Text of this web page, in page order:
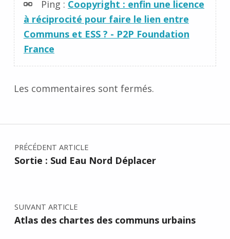
Ping : Coopyright : enfin une licence
à réciprocité pour faire le lien entre
Communs et ESS ? - P2P Foundation
France
Les commentaires sont fermés.
Navigation de l’article
PRÉCÉDENT ARTICLE
Sortie : Sud Eau Nord Déplacer
SUIVANT ARTICLE
Atlas des chartes des communs urbains